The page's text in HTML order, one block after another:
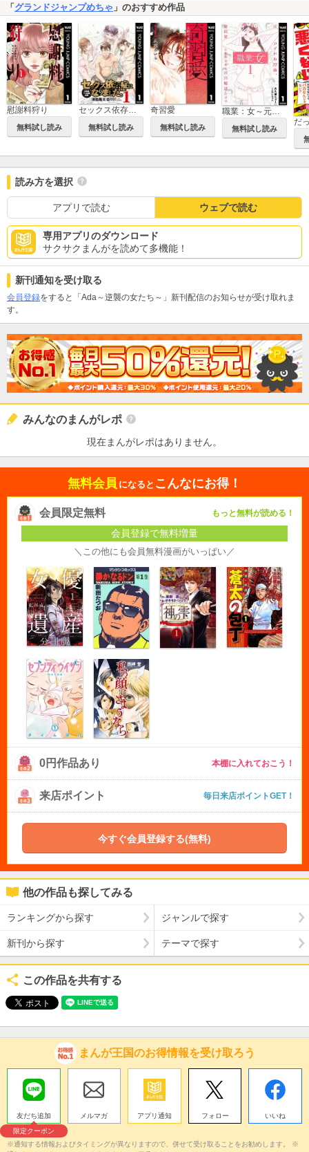
「 グランドジャンプめちゃ 」のおすすめ作品
慰謝料狩り
無料試し読み
セックス依存症になりました。＜合本版＞
無料試し読み
奇習愛
無料試し読み
職業：女～元アイドル27歳、枕営業も限界なのでパパ婚活します～
無料試し読み
読み方を選択
アプリで読む ウェブで読む
専用アプリのダウンロード
サクサクまんがを読めて多機能！
新刊通知を受け取る
会員登録をすると「Ada～逆襲の女たち～」新刊配信のお知らせが受け取れま
す。
みんなのまんがレポ
現在まんがレポはありません。
無料会員 になると こんなにお得！
会員限定無料 もっと無料が読める！
会員登録で無料増量
＼この他にも会員無料漫画がいっぱい／
0円作品あり 本棚に入れておこう！
来店ポイント 毎日来店ポイントGET！
今すぐ会員登録する(無料)
他の作品も探してみる
ランキングから探す ジャンルで探す
新刊から探す テーマで探す
この作品を共有する
まんが王国のお得情報を受け取ろう
友だち追加
限定クーポン
メルマガ アプリ通知 フォロー いいね
※通知する情報およびタイミングが異なりますので、併せて受け取ることをお勧めします。 ※